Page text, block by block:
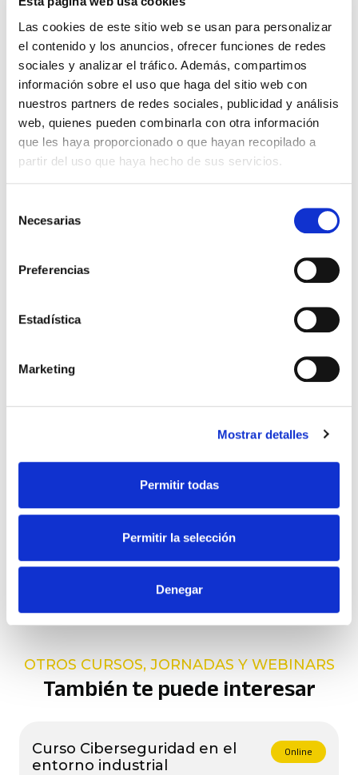
Las cookies de este sitio web se usan para personalizar
el contenido y los anuncios, ofrecer funciones de redes
sociales y analizar el tráfico. Además, compartimos
información sobre el uso que haga del sitio web con
nuestros partners de redes sociales, publicidad y análisis
web, quienes pueden combinarla con otra información
que les haya proporcionado o que hayan recopilado a
partir del uso que haya hecho de sus servicios.
Necesarias
Preferencias
Estadística
Marketing
Mostrar detalles
Permitir todas
Permitir la selección
Denegar
Jesús Andicoberry
Consultor de Transformación Digital
Más de 30 años de experiencia en el sector TIC
Experto en la creación, implantación y
innovación y emprendimiento.
Organización Industrial en: Economía Digital,
Profesor colaborador en la UCLM y en la
Provincial de Albacete de Empresarios (FEDA)
Financiado por
OTROS CURSOS, JORNADAS Y WEBINARS
También te puede interesar
Curso Ciberseguridad en el
entorno industrial
Online